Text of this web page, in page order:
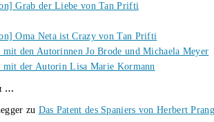
Grab der Liebe von Tan Prifti
Oma Neta ist Crazy von Tan Prifti
den Autorinnen Jo Brode und Michaela Meyer
der Autorin Lisa Marie Kormann
…
zu Das Patent des Spaniers von Herbert